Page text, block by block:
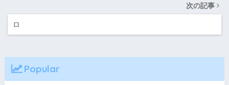
次の記事
ロ
Popular